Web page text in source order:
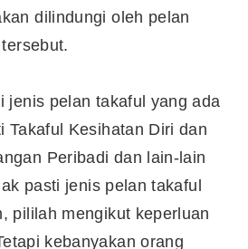
dilindungi oleh pelan
jenis pelan takaful yang ada
Takaful Kesihatan Diri dan
Peribadi dan lain-lain
pasti jenis pelan takaful
pililah mengikut keperluan
kebanyakan orang